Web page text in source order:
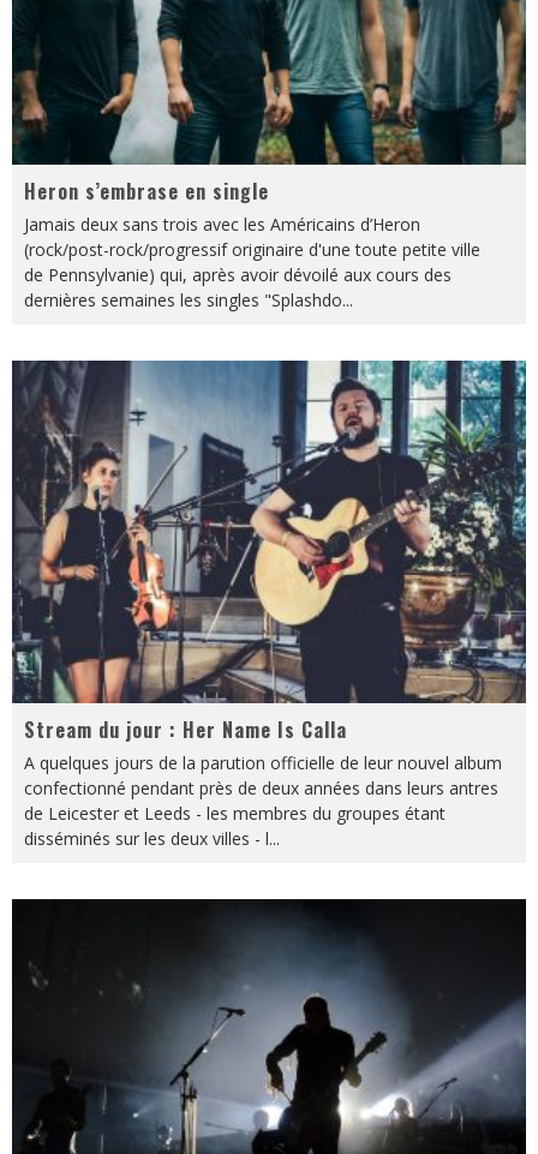
Heron s’embrase en single
Jamais deux sans trois avec les Américains d’Heron
(rock/post-rock/progressif originaire d'une toute petite ville
de Pennsylvanie) qui, après avoir dévoilé aux cours des
dernières semaines les singles "Splashdo...
Stream du jour : Her Name Is Calla
A quelques jours de la parution officielle de leur nouvel album
confectionné pendant près de deux années dans leurs antres
de Leicester et Leeds - les membres du groupes étant
disséminés sur les deux villes - l...